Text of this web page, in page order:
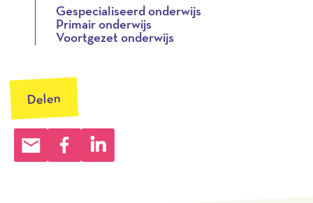
Gespecialiseerd onderwijs
Primair onderwijs
Voortgezet onderwijs
Delen